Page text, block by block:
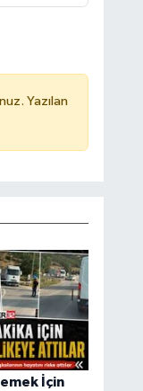
Yazılan
İçin